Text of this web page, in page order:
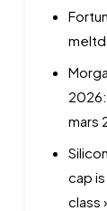
mars
cap
class